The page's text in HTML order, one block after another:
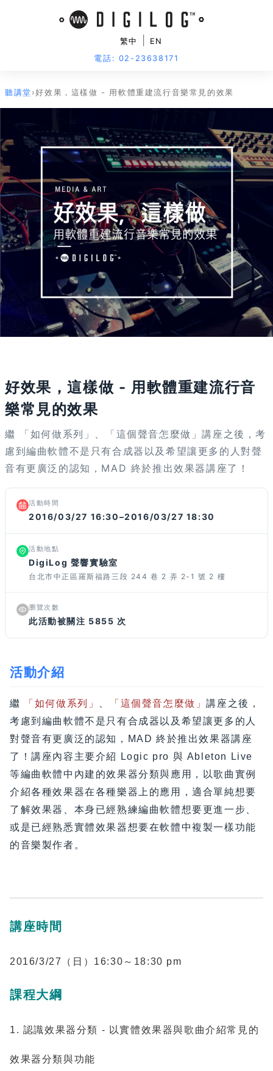
繁中
EN
電話: 02-23638171
聽講堂›好效果，這樣做 - 用軟體重建流行音樂常見的效果
好效果，這樣做 - 用軟體重建流行音
樂常見的效果
繼 「如何做系列」、「這個聲音怎麼做」講座之後，考
慮到編曲軟體不是只有合成器以及希望讓更多的人對聲
音有更廣泛的認知，MAD 終於推出效果器講座了！
活動時間
2016/03/27 16:30–2016/03/27 18:30
活動地點
DigiLog 聲響實驗室
台北市中正區羅斯福路三段 244 巷 2 弄 2-1 號 2 樓
瀏覽次數
此活動被關注 5855 次
活動介紹
繼 「如何做系列」 、 「這個聲音怎麼做」講座之後，
考慮到編曲軟體不是只有合成器以及希望讓更多的人
對聲音有更廣泛的認知，MAD 終於推出效果器講座
了！講座內容主要介紹 Logic pro 與 Ableton Live
等編曲軟體中內建的效果器分類與應用，以歌曲實例
介紹各種效果器在各種樂器上的應用，適合單純想要
了解效果器、本身已經熟練編曲軟體想要更進一步、
或是已經熟悉實體效果器想要在軟體中複製一樣功能
的音樂製作者。
講座時間
2016/3/27（日）16:30～18:30 pm
課程大綱
1. 認識效果器分類 - 以實體效果器與歌曲介紹常見的
效果器分類與功能